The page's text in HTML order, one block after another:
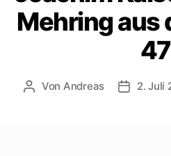
Mehring aus
47
Beitragsautor
Von Andreas 2. Juli